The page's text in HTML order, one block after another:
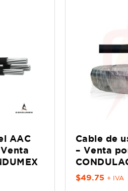
AAC
Cable de
– Venta
$49.75 + IVA